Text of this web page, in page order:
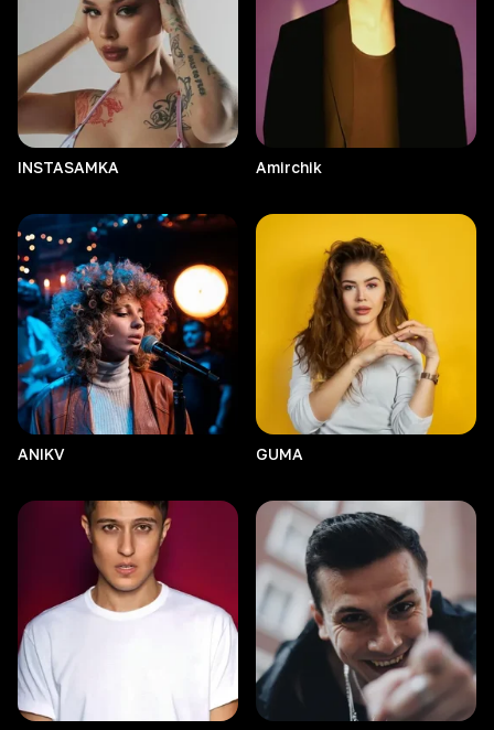
INSTASAMKA Amirchik
ANIKV GUMA